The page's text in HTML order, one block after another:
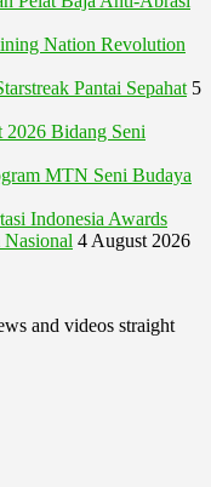
Nation Revolution
Pantai Sepahat 5
2026 Bidang Seni
MTN Seni Budaya
Indonesia Awards
4 August 2026
and videos straight